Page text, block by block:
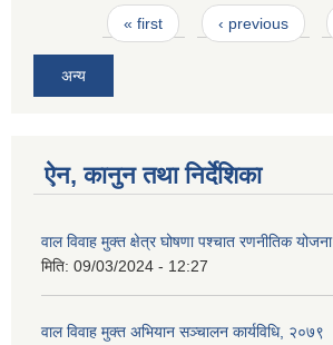
Pages« first ‹ previous
अन्य
ऐन, कानुन तथा निर्देशिका
वाल विवाह मुक्त क्षेत्र घोषणा पश्चात रणनीतिक योजना
मिति: 09/03/2024 - 12:27
वाल विवाह मुक्त अभियान सञ्चालन कार्यविधि, २०७९